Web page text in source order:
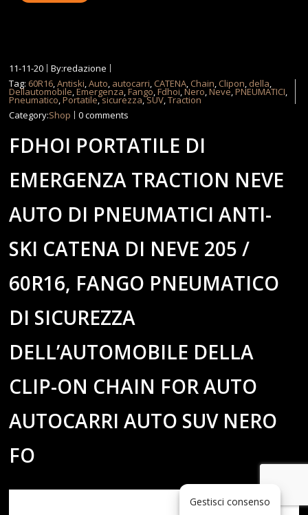
11-11-20
By:redazione
Tag: 60R16,Antiski,Auto, autocarri, CATENA, Chain, Clipon, della,
Dellautomobile,Emergenza,Fango,Fdhoi,Nero,Neve,PNEUMATICI,
Pneumatico,Portatile,sicurezza,SUV,Traction
Category:Shop 0 comments
FDHOI PORTATILE DI
EMERGENZA TRACTION NEVE
AUTO DI PNEUMATICI ANTI-
SKI CATENA DI NEVE 205 /
60R16, FANGO PNEUMATICO
DI SICUREZZA
DELL’AUTOMOBILE DELLA
CLIP-ON CHAIN FOR AUTO
AUTOCARRI AUTO SUV NERO
FO
Gestisci consenso